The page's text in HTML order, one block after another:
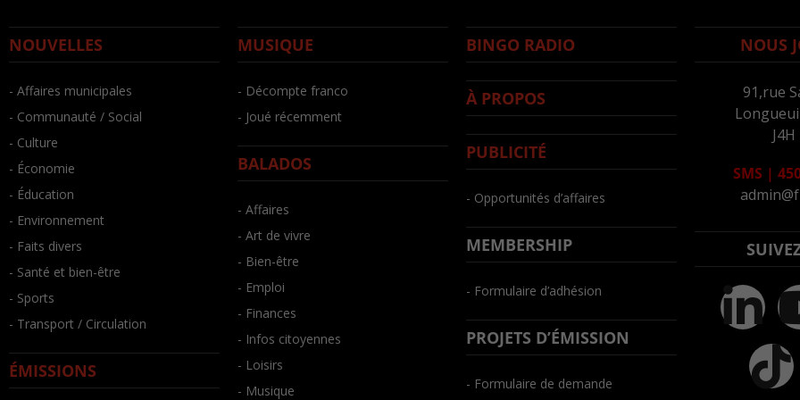
NOUVELLES
- Affaires municipales
- Communauté / Social
- Culture
- Économie
- Éducation
- Environnement
- Faits divers
- Santé et bien-être
- Sports
- Transport / Circulation
ÉMISSIONS
MUSIQUE
- Décompte franco
- Joué récemment
BALADOS
- Affaires
- Art de vivre
- Bien-être
- Emploi
- Finances
- Infos citoyennes
- Loisirs
- Musique
BINGO RADIO
À PROPOS
PUBLICITÉ
- Opportunités d’affaires
MEMBERSHIP
- Formulaire d’adhésion
PROJETS D’ÉMISSION
- Formulaire de demande
NOUS
91,rue
SMS |